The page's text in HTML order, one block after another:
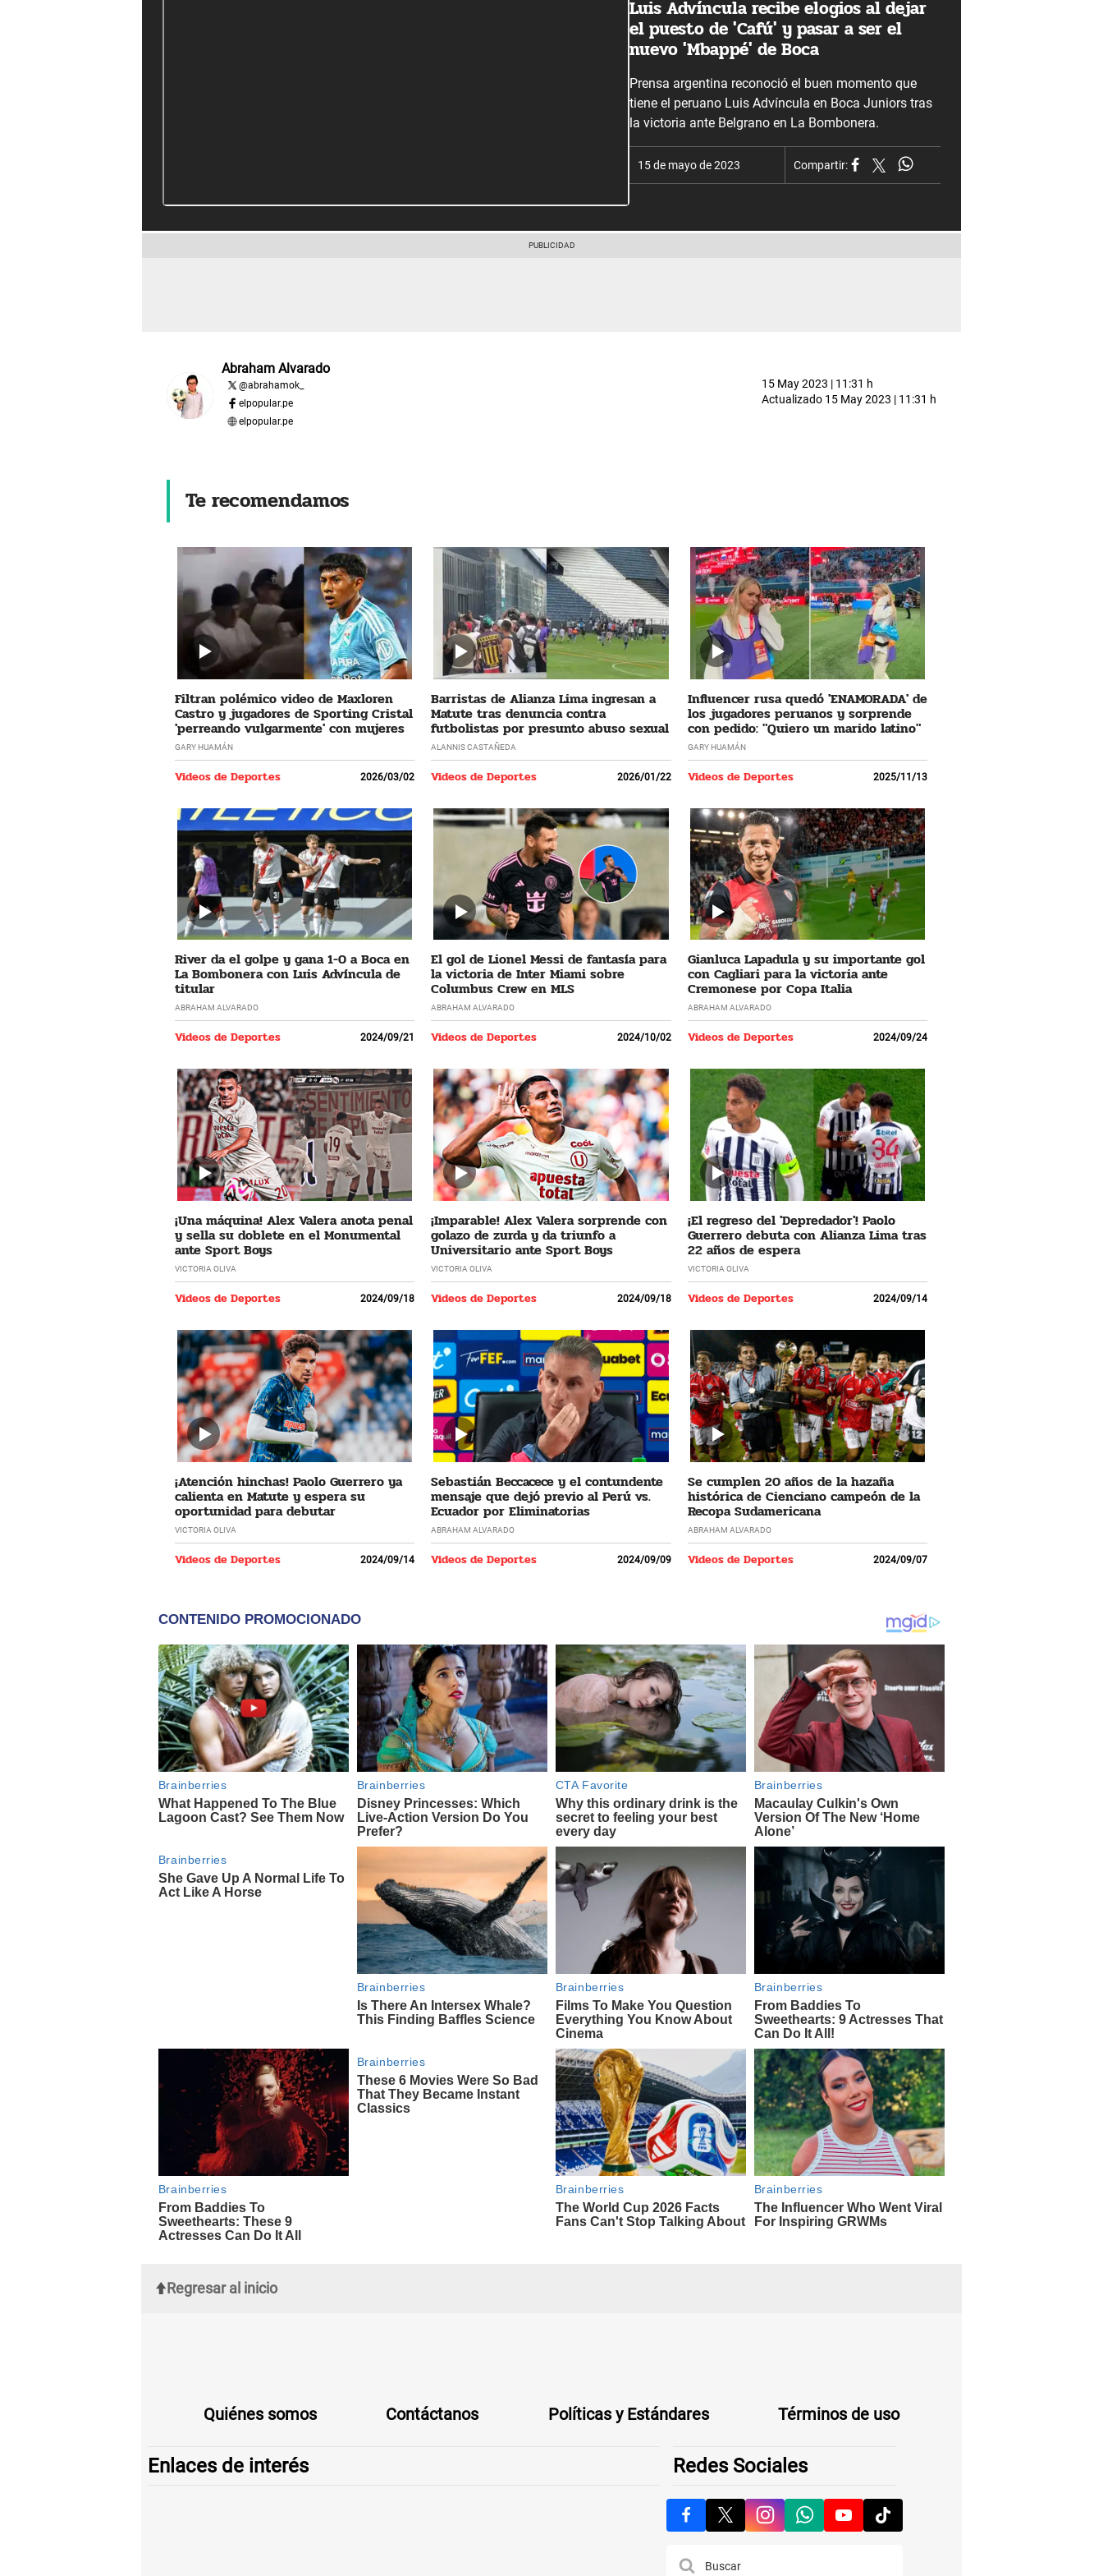
Luis Advíncula recibe elogios al dejar
el puesto de 'Cafú' y pasar a ser el
nuevo 'Mbappé' de Boca
Prensa argentina reconoció el buen momento que
tiene el peruano Luis Advíncula en Boca Juniors tras
la victoria ante Belgrano en La Bombonera.
15 de mayo de 2023 Compartir:
Abraham Alvarado
@abrahamok_
elpopular.pe
elpopular.pe
15 May 2023 | 11:31 h
Actualizado 15 May 2023 | 11:31 h
Te recomendamos
Filtran polémico video de Maxloren
Castro y jugadores de Sporting Cristal
'perreando vulgarmente' con mujeres
GARY HUAMÁN
Videos de Deportes 2026/03/02
Barristas de Alianza Lima ingresan a
Matute tras denuncia contra
futbolistas por presunto abuso sexual
ALANNIS CASTAÑEDA
Videos de Deportes 2026/01/22
Influencer rusa quedó 'ENAMORADA' de
los jugadores peruanos y sorprende
con pedido: "Quiero un marido latino"
GARY HUAMÁN
Videos de Deportes 2025/11/13
River da el golpe y gana 1-0 a Boca en
La Bombonera con Luis Advíncula de
titular
ABRAHAM ALVARADO
Videos de Deportes 2024/09/21
El gol de Lionel Messi de fantasía para
la victoria de Inter Miami sobre
Columbus Crew en MLS
ABRAHAM ALVARADO
Videos de Deportes 2024/10/02
Gianluca Lapadula y su importante gol
con Cagliari para la victoria ante
Cremonese por Copa Italia
ABRAHAM ALVARADO
Videos de Deportes 2024/09/24
¡Una máquina! Alex Valera anota penal
y sella su doblete en el Monumental
ante Sport Boys
VICTORIA OLIVA
Videos de Deportes 2024/09/18
¡Imparable! Alex Valera sorprende con
golazo de zurda y da triunfo a
Universitario ante Sport Boys
VICTORIA OLIVA
Videos de Deportes 2024/09/18
¡El regreso del 'Depredador'! Paolo
Guerrero debuta con Alianza Lima tras
22 años de espera
VICTORIA OLIVA
Videos de Deportes 2024/09/14
¡Atención hinchas! Paolo Guerrero ya
calienta en Matute y espera su
oportunidad para debutar
VICTORIA OLIVA
Videos de Deportes 2024/09/14
Sebastián Beccacece y el contundente
mensaje que dejó previo al Perú vs.
Ecuador por Eliminatorias
ABRAHAM ALVARADO
Videos de Deportes 2024/09/09
Se cumplen 20 años de la hazaña
histórica de Cienciano campeón de la
Recopa Sudamericana
ABRAHAM ALVARADO
Videos de Deportes 2024/09/07
Regresar al inicio
Quiénes somos Contáctanos Políticas y Estándares Términos de uso
Enlaces de interés Redes Sociales